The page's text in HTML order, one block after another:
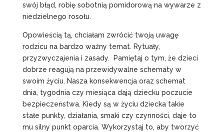
swój błąd, robię sobotnią pomidorową na wywarze z
niedzielnego rosołu.
Opowieścią tą, chciałam zwrócić twoją uwagę
rodzicu na bardzo ważny temat. Rytuały,
przyzwyczajenia i zasady. Pamiętaj o tym, że dzieci
dobrze reagują na przewidywalne schematy w
swoim życiu. Nasza konsekwencja oraz schemat
dnia, tygodnia czy miesiąca dają dziecku poczucie
bezpieczeństwa. Kiedy są w życiu dziecka takie
stałe punkty, działania, smaki czy czynności, daje to
mu silny punkt oparcia. Wykorzystaj to, aby tworzyć